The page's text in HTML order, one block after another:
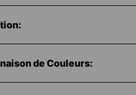
de Couleurs: